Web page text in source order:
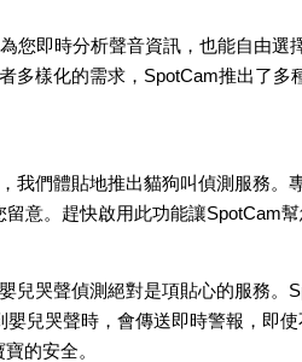
您即時分析聲音資訊，也能自由
多樣化的需求，SpotCam推出了
我們體貼地推出貓狗叫偵測服務
意。趕快啟用此功能讓SpotCam
兒哭聲偵測絕對是項貼心的服務
嬰兒哭聲時，會傳送即時警報，即
的安全。